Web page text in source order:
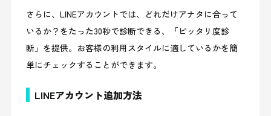
さらに、LINEアカウントでは、どれだけアナタに合って
いるか？をたった30秒で診断できる、「ピッタリ度診
断」を提供。お客様の利用スタイルに適しているかを簡
単にチェックすることができます。
LINEアカウント追加方法